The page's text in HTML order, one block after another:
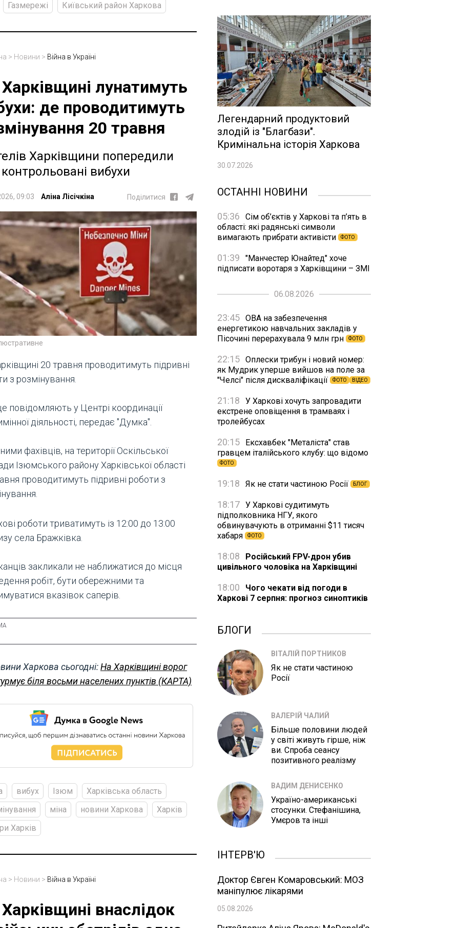
Газмережі Київський район Харкова
> Новини > Війна в Україні
лунатимуть
де проводитимуть
20 травня
Харківщини попередили
вибухи
09:03 Аліна Лісічкіна Поділитися
20 травня проводитимуть підривні
з розмінування.
повідомляють у Центрі координації
діяльності, передає "Думка".
фахівців, на території Оскільської
Ізюмського району Харківської області
проводитимуть підривні роботи з
роботи триватимуть із 12:00 до 13:00
села Бражківка.
закликали не наближатися до місця
робіт, бути обережними та
вказівок саперів.
Харкова сьогодні:На Харківщині ворог
біля восьми населених пунктів (КАРТА)
вибух Ізюм
Харківська область
міна новини Харкова
Харків
Харків
> Новини > Війна в Україні
внаслідок
Легендарний продуктовий
злодій із "Благбази".
Кримінальна історія Харкова
30.07.2026
ОСТАННІ НОВИНИ
05:36
Сім об’єктів у Харкові та п’ять в
області: які радянські символи
вимагають прибрати активісти
ФОТО
01:39
"Манчестер Юнайтед" хоче
підписати воротаря з Харківщини – ЗМІ
06.08.2026
23:45 ОВА на забезпечення
енергетикою навчальних закладів у
Пісочині перерахувала 9 млн грн
ФОТО
22:15 Оплески трибун і новий номер:
як Мудрик уперше вийшов на поле за
"Челсі" після дискваліфікації
ФОТО ВІДЕО
21:18
У Харкові хочуть запровадити
екстрене оповіщення в трамваях і
тролейбусах
20:15
Ексхавбек "Металіста" став
гравцем італійського клубу: що відомо
ФОТО
19:18 Як не стати частиною Росії БЛОГ
18:17 У Харкові судитимуть
підполковника НГУ, якого
обвинувачують в отриманні $11 тисяч
хабаря
ФОТО
18:08
Російський FPV-дрон убив
цивільного чоловіка на Харківщині
18:00
Чого чекати від погоди в
Харкові 7 серпня: прогноз синоптиків
БЛОГИ
ВІТАЛІЙ ПОРТНИКОВ
Як не стати частиною
Росії
ВАЛЕРІЙ ЧАЛИЙ
Більше половини людей
у світі живуть гірше, ніж
ви. Спроба сеансу
позитивного реалізму
ВАДИМ ДЕНИСЕНКО
Україно-американські
стосунки. Стефанішина,
Умєров та інші
ІНТЕРВ'Ю
Доктор Євген Комаровський: МОЗ
маніпулює лікарями
05.08.2026